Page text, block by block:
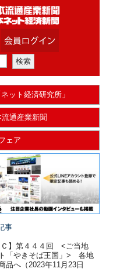
ット経済研究所」
流通産業新聞
ェア
事
Ｃ】第４４４回 <ご当地
「やきそば王国」> 各地
品へ（2023年11月23日